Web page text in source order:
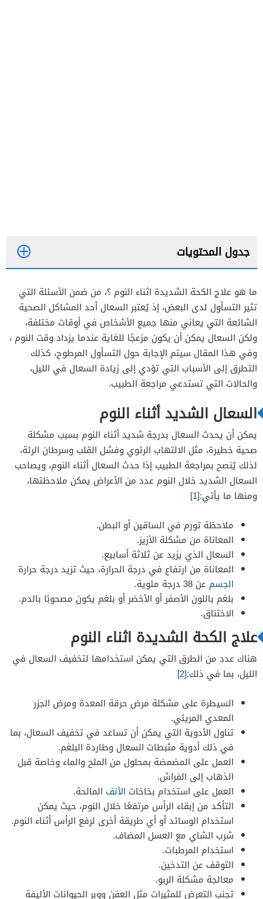
جدول المحتويات
العلاج المنزلي
علاج المسبب
ما هو علاج الكحة الشديدة اثناء النوم ؟، من ضمن الأسئلة التي
تثير التسأول لدى البعض، إذ يُعتبر السعال أحد المشاكل الصحية
الشائعة التي يعاني منها جميع الأشخاص في أوقات مختلفة،
ولكن السعال يمكن أن يكون مزعجًا للغاية عندما يزداد وقت النوم ،
وفي هذا المقال سيتم الإجابة حول التسأول المرطوح، كذلك
التطرق إلى الأسباب التي تؤدي إلى زيادة السعال في الليل،
والحالات التي تستدعي مراجعة الطبيب.
السعال الشديد أثناء النوم
يمكن أن يحدث السعال بدرجة شديد أثناء النوم بسبب مشكلة
صحية خطيرة، مثل الالتهاب الرئوي وفشل القلب وسرطان الرئة،
لذلك يُنصح بمراجعة الطبيب إذا حدث السعال أثناء النوم، ويصاحب
السعال الشديد خلال النوم عدد من الأعراض يمكن ملاحظتها،
ومنها ما يأتي:[1]
ملاحظة تورم في الساقين أو البطن.
المعاناة من مشكلة الأزيز.
السعال الذي يزيد عن ثلاثة أسابيع.
المعاناة من ارتفاع في درجة الحرارة، حيث تزيد درجة حرارة
الجسم عن 38 درجة مئوية.
بلغم باللون الأصفر أو ​​الأخضر أو بلغم يكون مصحوبًا بالدم.
الاختناق.
علاج الكحة الشديدة اثناء النوم
هناك عدد من الطرق التي يمكن استخدامها لتخفيف السعال في
الليل، بما في ذلك:[2]
السيطرة على مشكلة مرض حرقة المعدة ومرض الجزر
المعدي المريئي.
تناول الأدوية التي يمكن أن تساعد في تخفيف السعال، بما
في ذلك أدوية مثبطات السعال وطاردة البلغم.
العمل على المضمضة بمحلول من الملح والماء وخاصة قبل
الذهاب إلى الفراش.
العمل على استخدام بخاخات الأنف المالحة.
التأكد من إبقاء الرأس مرتفعًا خلال النوم، حيث يمكن
استخدام الوسائد أو أي طريقة أخرى لرفع الرأس أثناء النوم.
شرب الشاي مع العسل المضاف.
استخدام المرطبات.
التوقف عن التدخين.
معالجة مشكلة الربو.
تجنب التعرض للمثيرات مثل العفن ووبر الحيوانات الأليفة